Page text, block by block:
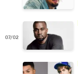
07/02